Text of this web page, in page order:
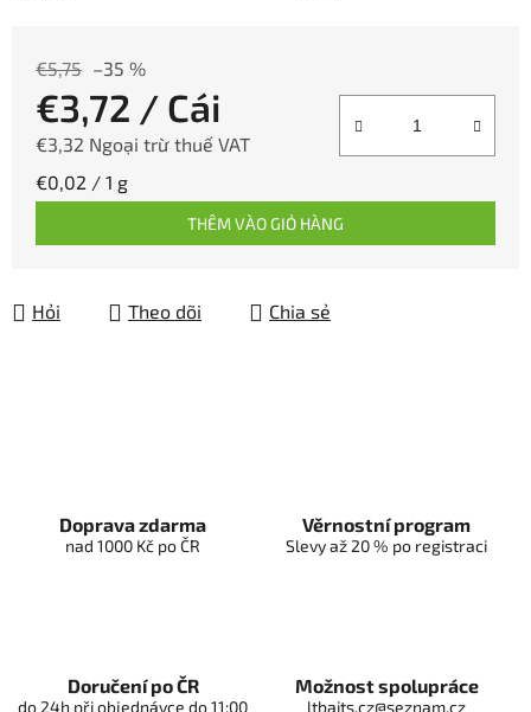
€5,75 –35 %
€3,72 / Cái
€3,32 Ngoại trừ thuế VAT
Giá đo lường:
€0,02 / 1 g
THÊM VÀO GIỎ HÀNG
Hỏi Theo dõi Chia sẻ
Doprava zdarma
nad 1000 Kč po ČR
Věrnostní program
Slevy až 20 % po registraci
Doručení po ČR
do 24h při objednávce do 11:00
Možnost spolupráce
ltbaits.cz@seznam.cz